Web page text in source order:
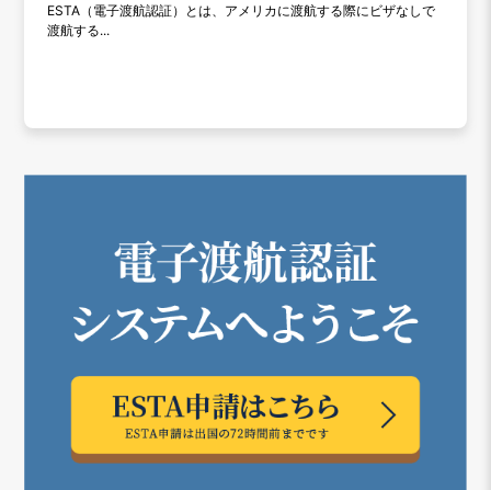
ESTA（電子渡航認証）とは、アメリカに渡航する際にビザなしで
渡航する...